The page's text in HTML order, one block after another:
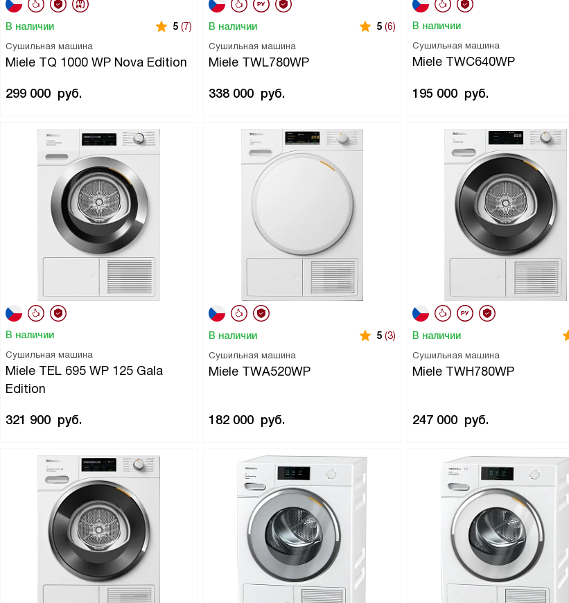
Сушильная машина
Miele TQ 1000 WP Nova Edition
В наличии 5 (7)
299 000 руб.
Сушильная машина
Miele TWL780WP
В наличии 5 (6)
338 000 руб.
Сушильная машина
Miele TWC640WP
В наличии
195 000 руб.
Сушильная машина
Miele TEL 695 WP 125 Gala
Edition
В наличии
321 900 руб.
Сушильная машина
Miele TWA520WP
В наличии 5 (3)
182 000 руб.
Сушильная машина
Miele TWH780WP
В наличии
247 000 руб.